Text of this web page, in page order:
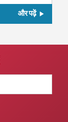
और पढ़ें